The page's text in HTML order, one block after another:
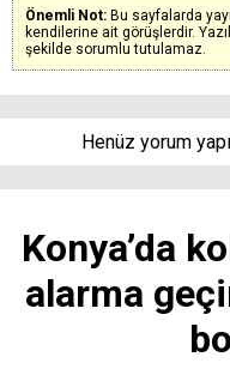
Önemli Not: Bu sayfalarda
kendilerine ait görüşlerdir.
şekilde sorumlu tutulamaz.
Henüz yorum
Konya’da
alarma